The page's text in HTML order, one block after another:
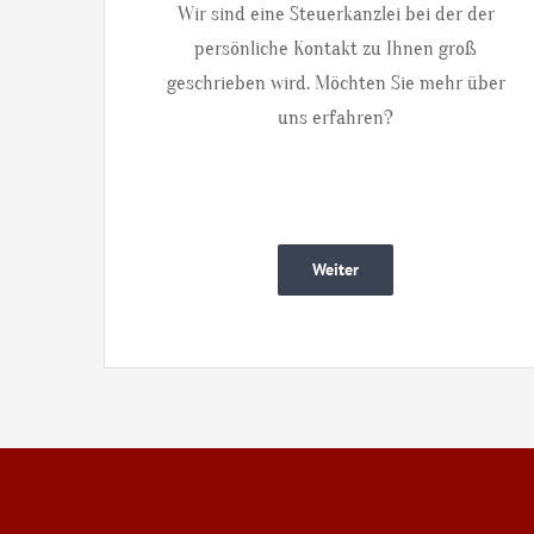
Wir sind eine Steuerkanzlei bei der der
persönliche Kontakt zu Ihnen groß
geschrieben wird. Möchten Sie mehr über
uns erfahren?
Weiter